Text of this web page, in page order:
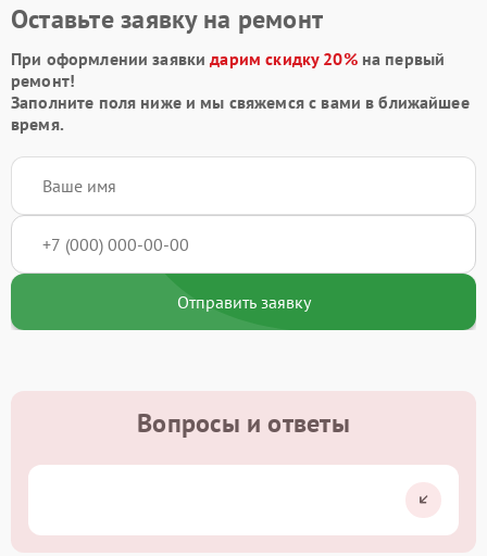
Оставьте заявку на ремонт
При оформлении заявкидарим скидку 20%на первый
ремонт!
Заполните поля ниже и мы свяжемся с вами в ближайшее
время.
Отправить заявку
Вопросы и ответы